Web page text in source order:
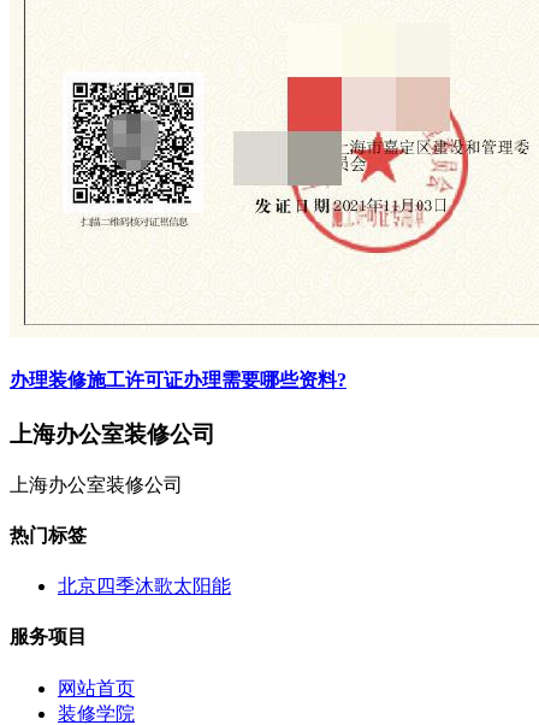
办理装修施工许可证办理需要哪些资料?
上海办公室装修公司
上海办公室装修公司
热门标签
北京四季沐歌太阳能
服务项目
网站首页
装修学院